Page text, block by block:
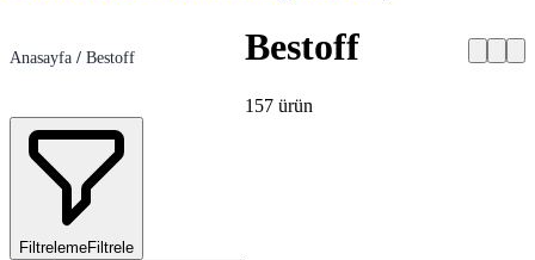
Anasayfa / Bestoff Bestoff
157 ürün
FiltrelemeFiltrele